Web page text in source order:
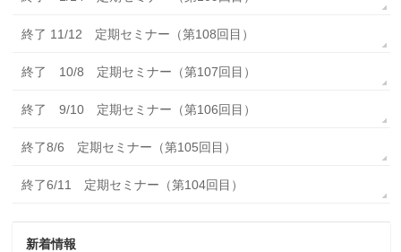
終了 11/12 定期セミナー（第108回目）
終了 10/8 定期セミナー（第107回目）
終了 9/10 定期セミナー（第106回目）
終了8/6 定期セミナー（第105回目）
終了6/11 定期セミナー（第104回目）
新着情報